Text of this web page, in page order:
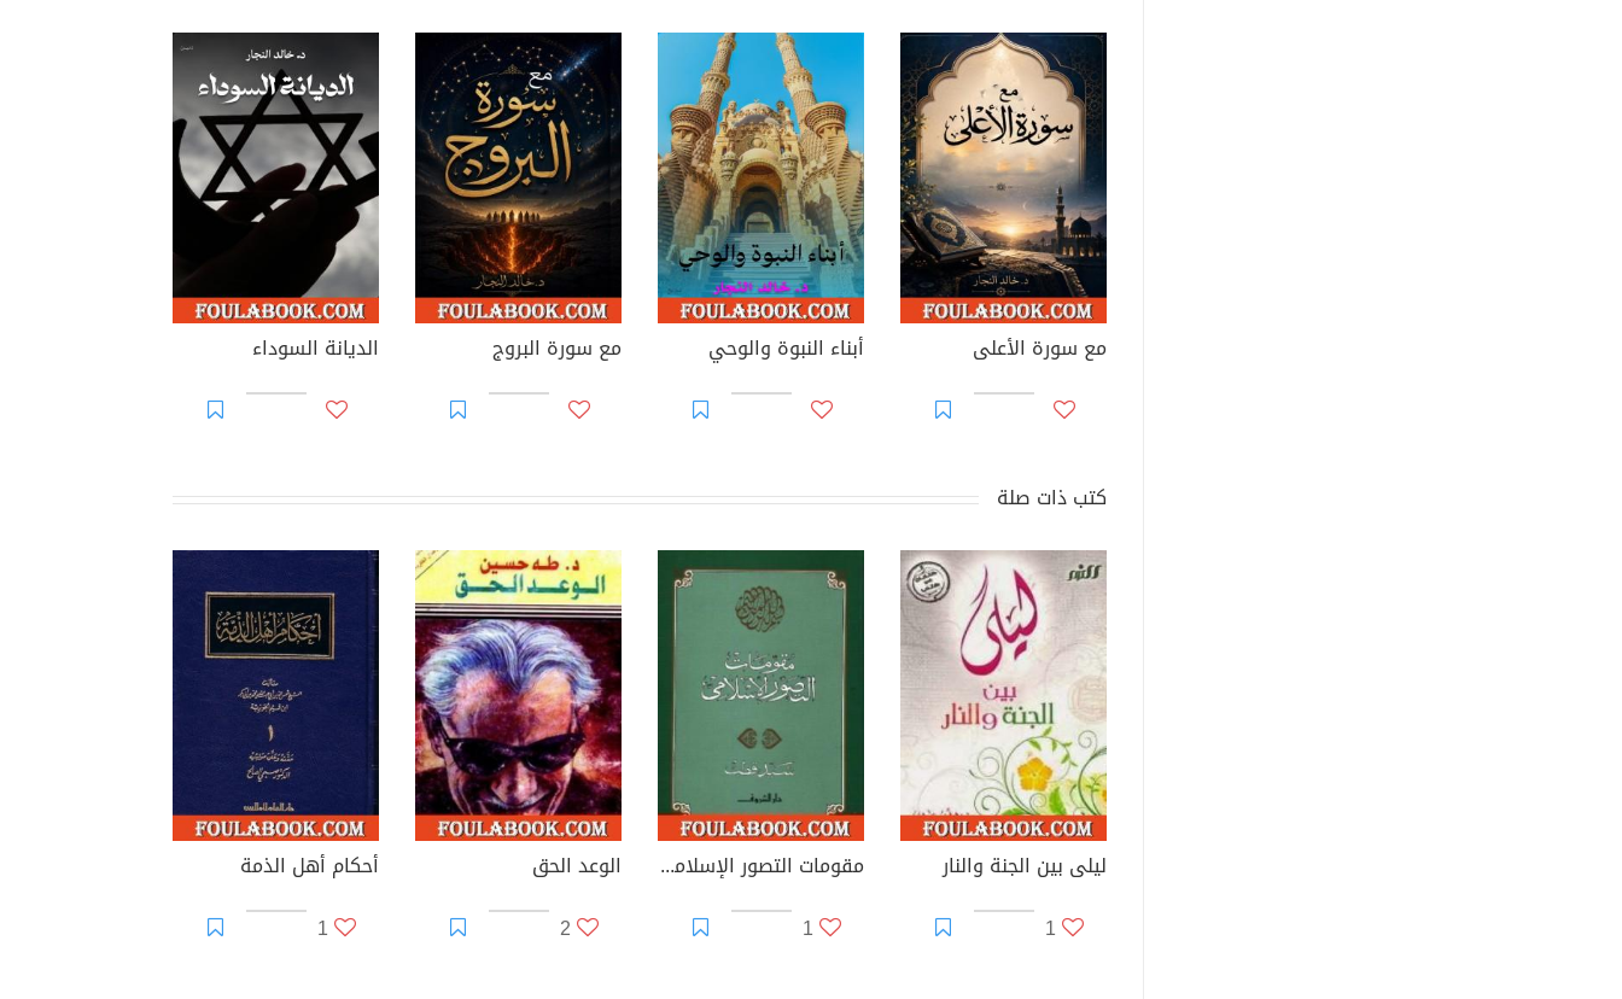
مع سورة الأعلى أبناء النبوة والوحي مع سورة البروج الديانة السوداء
كتب ذات صلة
ليلى بين الجنة والنار
1
مقومات التصور الإسلامي
1
الوعد الحق
2
أحكام أهل الذمة
1